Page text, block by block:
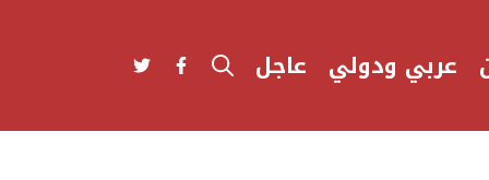
عربي ودولي عاجل